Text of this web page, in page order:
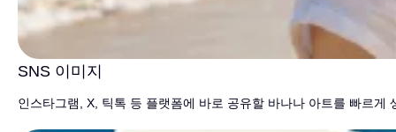
SNS 이미지
인스타그램, X, 틱톡 등 플랫폼에 바로 공유할 바나나 아트를 빠르게